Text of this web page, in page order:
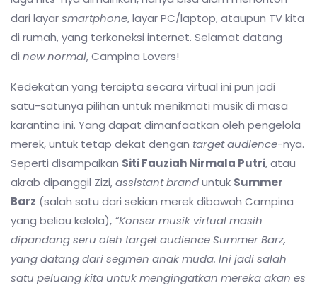
dari layarsmartphone, layar PC/laptop, ataupun TV kita
di rumah, yang terkoneksi internet. Selamat datang
di new normal, Campina Lovers!
Kedekatan yang tercipta secara virtual ini pun jadi
satu-satunya pilihan untuk menikmati musik di masa
karantina ini. Yang dapat dimanfaatkan oleh pengelola
merek, untuk tetap dekat dengan target audience-nya.
Seperti disampaikan Siti Fauziah Nirmala Putri, atau
akrab dipanggil Zizi,assistant branduntuk Summer
Barz (salah satu dari sekian merek dibawah Campina
yang beliau kelola), “Konser musik virtual masih
dipandang seru oleh target audience Summer Barz,
yang datang dari segmen anak muda. Ini jadi salah
satu peluang kita untuk mengingatkan mereka akan es